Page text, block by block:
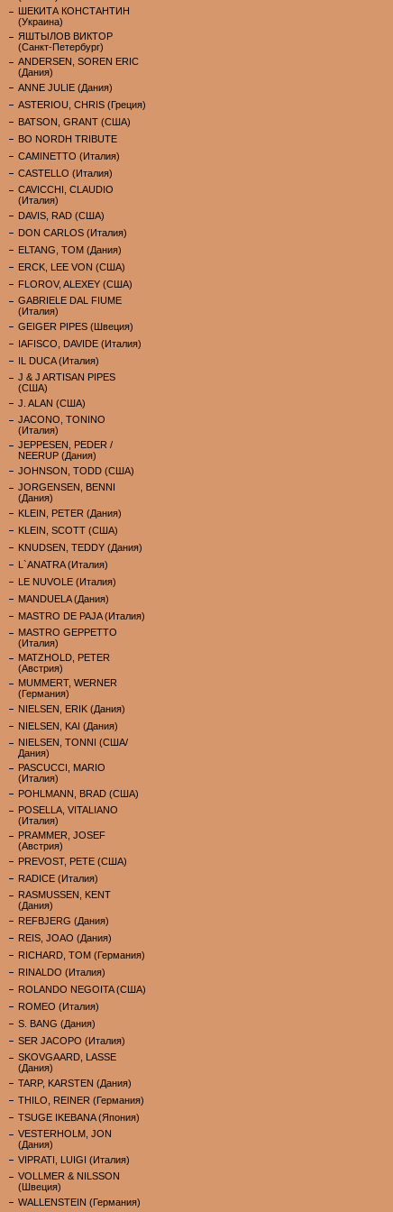
ШЕКИТА КОНСТАНТИН
(Украина)
ЯШТЫЛОВ ВИКТОР
(Санкт-Петербург)
ANDERSEN, SOREN ERIC
(Дания)
ANNE JULIE (Дания)
ASTERIOU, CHRIS (Греция)
BATSON, GRANT (США)
BO NORDH TRIBUTE
CAMINETTO (Италия)
CASTELLO (Италия)
CAVICCHI, CLAUDIO
(Италия)
DAVIS, RAD (США)
DON CARLOS (Италия)
ELTANG, TOM (Дания)
ERCK, LEE VON (США)
FLOROV, ALEXEY (США)
GABRIELE DAL FIUME
(Италия)
GEIGER PIPES (Швеция)
IAFISCO, DAVIDE (Италия)
IL DUCA (Италия)
J & J ARTISAN PIPES
(США)
J. ALAN (США)
JACONO, TONINO
(Италия)
JEPPESEN, PEDER /
NEERUP (Дания)
JOHNSON, TODD (США)
JORGENSEN, BENNI
(Дания)
KLEIN, PETER (Дания)
KLEIN, SCOTT (США)
KNUDSEN, TEDDY (Дания)
L`ANATRA (Италия)
LE NUVOLE (Италия)
MANDUELA (Дания)
MASTRO DE PAJA (Италия)
MASTRO GEPPETTO
(Италия)
MATZHOLD, PETER
(Австрия)
MUMMERT, WERNER
(Германия)
NIELSEN, ERIK (Дания)
NIELSEN, KAI (Дания)
NIELSEN, TONNI (США/
Дания)
PASCUCCI, MARIO
(Италия)
POHLMANN, BRAD (США)
POSELLA, VITALIANO
(Италия)
PRAMMER, JOSEF
(Австрия)
PREVOST, PETE (США)
RADICE (Италия)
RASMUSSEN, KENT
(Дания)
REFBJERG (Дания)
REIS, JOAO (Дания)
RICHARD, TOM (Германия)
RINALDO (Италия)
ROLANDO NEGOITA (США)
ROMEO (Италия)
S. BANG (Дания)
SER JACOPO (Италия)
SKOVGAARD, LASSE
(Дания)
TARP, KARSTEN (Дания)
THILO, REINER (Германия)
TSUGE IKEBANA (Япония)
VESTERHOLM, JON
(Дания)
VIPRATI, LUIGI (Италия)
VOLLMER & NILSSON
(Швеция)
WALLENSTEIN (Германия)